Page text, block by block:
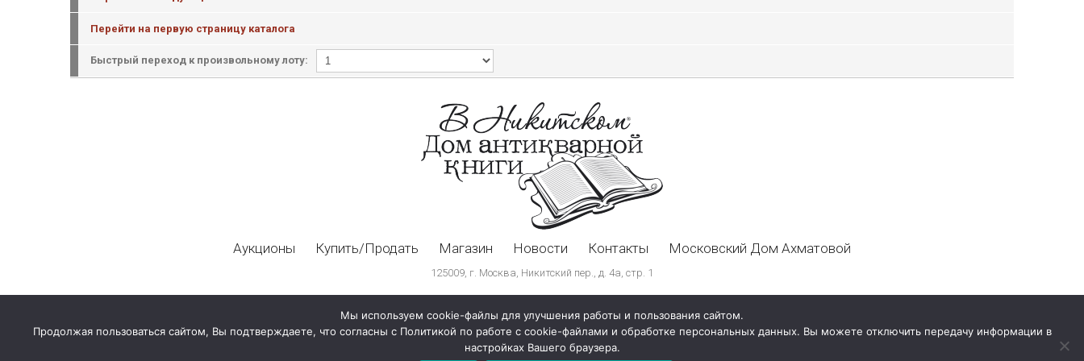
Перейти на первую страницу каталога
Быстрый переход к произвольному лоту:
Аукционы Купить/Продать Магазин Новости Контакты Московский Дом Ахматовой
125009, г. Москва, Никитский пер., д. 4а, стр. 1
Мы используем cookie-файлы для улучшения работы и пользования сайтом.
Продолжая пользоваться сайтом, Вы подтверждаете, что согласны с Политикой по работе с cookie-файлами и обработке персональных данных. Вы можете отключить передачу информации в
настройках Вашего браузера.